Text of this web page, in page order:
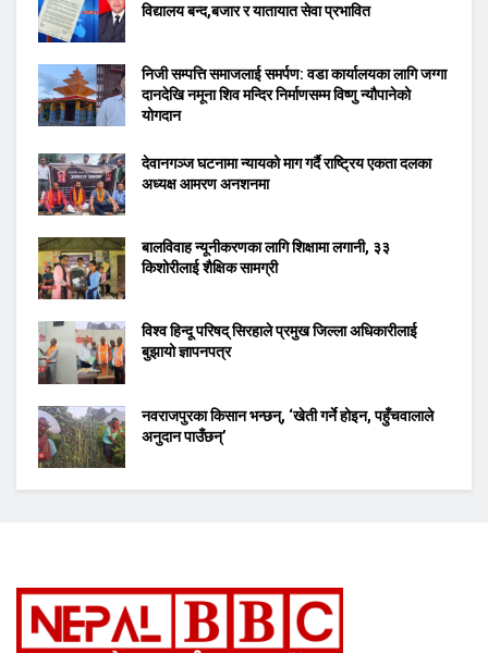
विद्यालय बन्द,बजार र यातायात सेवा प्रभावित
निजी सम्पत्ति समाजलाई समर्पण: वडा कार्यालयका लागि जग्गा
दानदेखि नमूना शिव मन्दिर निर्माणसम्म विष्णु न्यौपानेको
योगदान
देवानगञ्ज घटनामा न्यायको माग गर्दै राष्ट्रिय एकता दलका
अध्यक्ष आमरण अनशनमा
बालविवाह न्यूनीकरणका लागि शिक्षामा लगानी, ३३
किशोरीलाई शैक्षिक सामग्री
विश्व हिन्दू परिषद् सिरहाले प्रमुख जिल्ला अधिकारीलाई
बुझायो ज्ञापनपत्र
नवराजपुरका किसान भन्छन्, ‘खेती गर्ने होइन, पहुँचवालाले
अनुदान पाउँछन्’